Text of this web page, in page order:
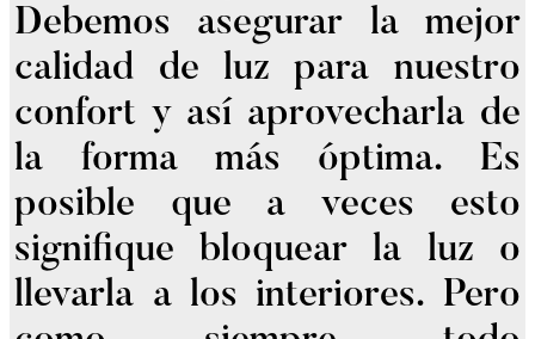
Debemos asegurar la mejor
calidad de luz para nuestro
confort y así aprovecharla de
la forma más óptima. Es
posible que a veces esto
signifique bloquear la luz o
llevarla a los interiores. Pero